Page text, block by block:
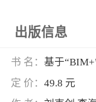
出版信息
书 名： 基于
定 价： 49.8 元